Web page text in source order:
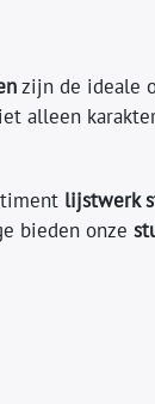
zijn de ideale
alleen
lijstwerk
bieden onze